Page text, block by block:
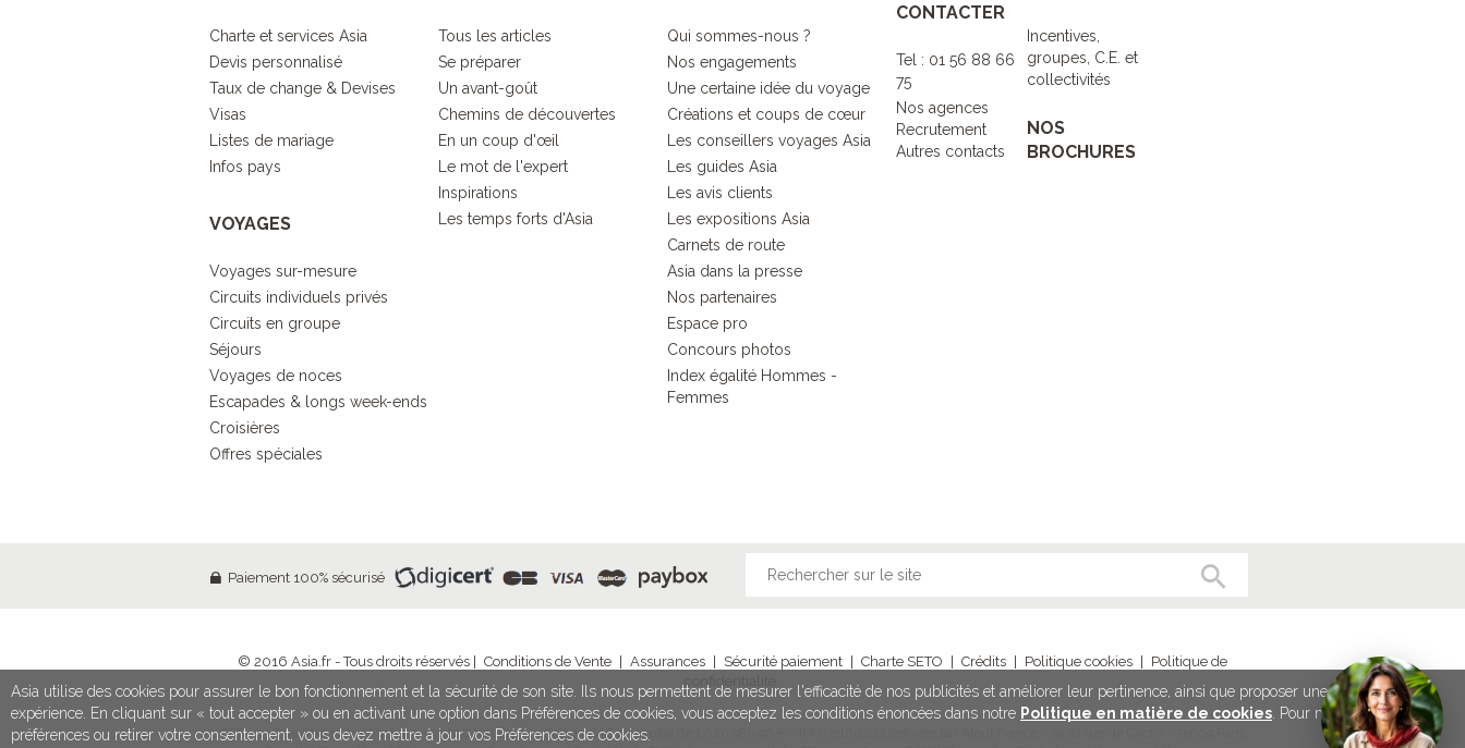
Charte et services Asia
Devis personnalisé
Taux de change & Devises
Visas
Listes de mariage
Infos pays
VOYAGES
Voyages sur-mesure
Circuits individuels privés
Circuits en groupe
Séjours
Voyages de noces
Escapades & longs week-ends
Croisières
Offres spéciales
Tous les articles
Se préparer
Un avant-goût
Chemins de découvertes
En un coup d'œil
Le mot de l'expert
Inspirations
Les temps forts d'Asia
Qui sommes-nous ?
Nos engagements
Une certaine idée du voyage
Créations et coups de cœur
Les conseillers voyages Asia
Les guides Asia
Les avis clients
Les expositions Asia
Carnets de route
Asia dans la presse
Nos partenaires
Espace pro
Concours photos
Index égalité Hommes -
Femmes
CONTACTER
Tel : 01 56 88 66
75
Nos agences
Recrutement
Autres contacts
Incentives,
groupes, C.E. et
collectivités
NOS
BROCHURES
Paiement 100% sécurisé
© 2016 Asia.fr - Tous droits réservés | Conditions de Vente | Assurances | Sécurité paiement | Charte SETO | Crédits | Politique cookies | Politique de
SETI - 13 Rue Madeleine Michelis - 92200 Neuilly Sur Seine - SAS au capital de 1 020 980,96 € - IM 075100203 délivrée par Atout France - 79-81 rue de Clichy - 75009 Paris
Asia utilise des cookies pour assurer le bon fonctionnement et la sécurité de son site. Ils nous permettent de mesurer l'efficacité de nos publicités et améliorer leur pertinence, ainsi que proposer une meilleure
expérience. En cliquant sur « tout accepter » ou en activant une option dans Préférences de cookies, vous acceptez les conditions énoncées dans notre Politique en matière de cookies . Pour modifier vos
préférences ou retirer votre consentement, vous devez mettre à jour vos Préférences de cookies.